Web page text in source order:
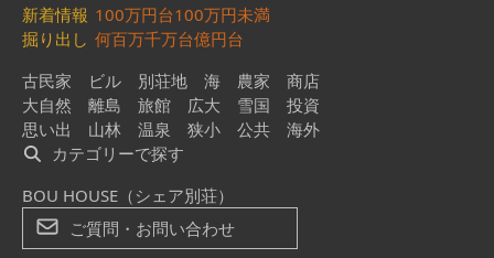
新着情報 100万円台100万円未満
掘り出し 何百万千万台億円台
古民家
ビル 別荘地 海 農家
商店
大自然
離島 旅館 広大 雪国
投資
思い出
山林 温泉 狭小 公共
海外
カテゴリーで探す
BOU HOUSE（シェア別荘）
ご質問・お問い合わせ